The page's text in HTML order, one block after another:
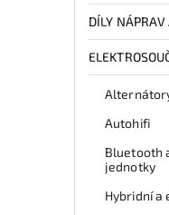
DÍLY
Autohifi
Bluetooth
jednotky
Hybridní a